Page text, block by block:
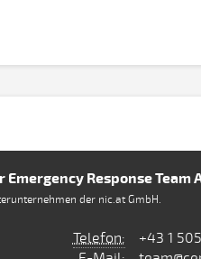
Emergency Response Team
der nic.at GmbH.
Telefon:
+43 1